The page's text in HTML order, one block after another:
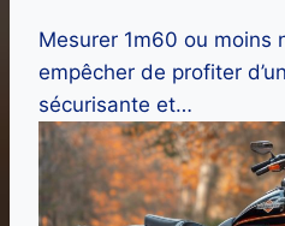
Mesurer 1m60 ou moins
empêcher de profiter
sécurisante et…